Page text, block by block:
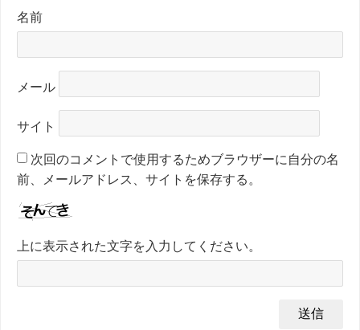
名前
メール
サイト
次回のコメントで使用するためブラウザーに自分の名
前、メールアドレス、サイトを保存する。
上に表示された文字を入力してください。